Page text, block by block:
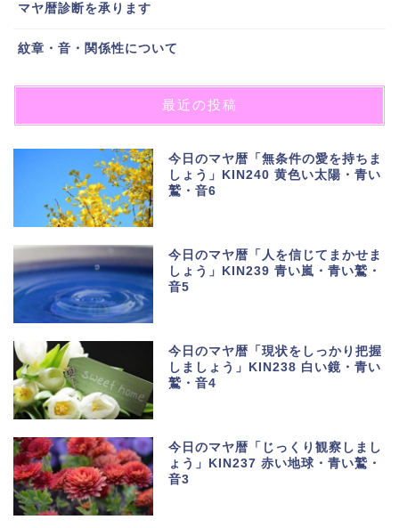
マヤ暦診断を承ります
紋章・音・関係性について
最近の投稿
今日のマヤ暦「無条件の愛を持ちま
しょう」KIN240 黄色い太陽・青い
鷲・音6
今日のマヤ暦「人を信じてまかせま
しょう」KIN239 青い嵐・青い鷲・
音5
今日のマヤ暦「現状をしっかり把握
しましょう」KIN238 白い鏡・青い
鷲・音4
今日のマヤ暦「じっくり観察しまし
ょう」KIN237 赤い地球・青い鷲・
音3